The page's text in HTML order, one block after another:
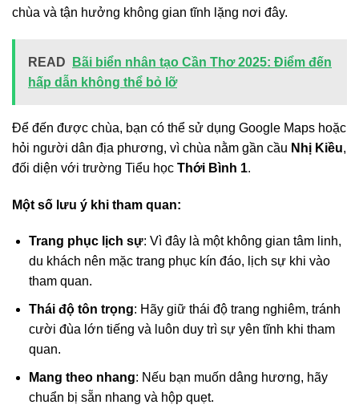
chùa và tận hưởng không gian tĩnh lặng nơi đây.
READ
Bãi biển nhân tạo Cần Thơ 2025: Điểm đến
hấp dẫn không thể bỏ lỡ
Để đến được chùa, bạn có thể sử dụng Google Maps hoặc
hỏi người dân địa phương, vì chùa nằm gần cầu Nhị Kiều,
đối diện với trường Tiểu học Thới Bình 1.
Một số lưu ý khi tham quan:
Trang phục lịch sự: Vì đây là một không gian tâm linh,
du khách nên mặc trang phục kín đáo, lịch sự khi vào
tham quan.
Thái độ tôn trọng: Hãy giữ thái độ trang nghiêm, tránh
cười đùa lớn tiếng và luôn duy trì sự yên tĩnh khi tham
quan.
Mang theo nhang: Nếu bạn muốn dâng hương, hãy
chuẩn bị sẵn nhang và hộp quẹt.